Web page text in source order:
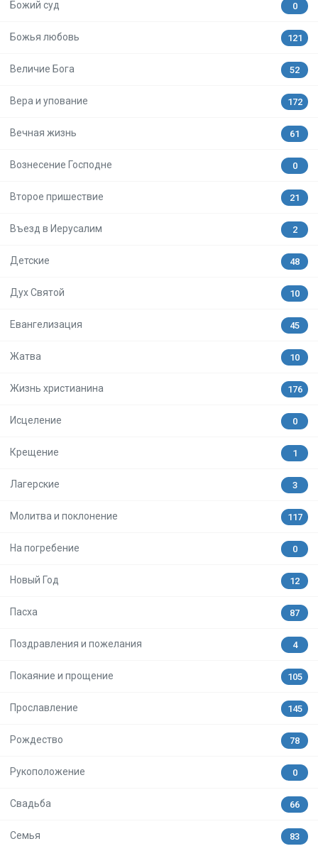
Божий суд 0
Божья любовь 121
Величие Бога 52
Вера и упование 172
Вечная жизнь 61
Вознесение Господне 0
Второе пришествие 21
Въезд в Иерусалим 2
Детские 48
Дух Святой 10
Евангелизация 45
Жатва 10
Жизнь христианина 176
Исцеление 0
Крещение 1
Лагерские 3
Молитва и поклонение 117
На погребение 0
Новый Год 12
Пасха 87
Поздравления и пожелания 4
Покаяние и прощение 105
Прославление 145
Рождество 78
Рукоположение 0
Свадьба 66
Семья 83